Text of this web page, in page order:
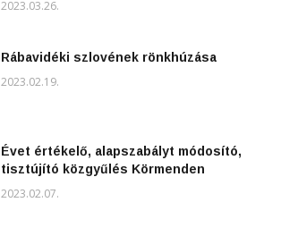
2023.03.26.
Rábavidéki szlovének rönkhúzása
2023.02.19.
Évet értékelő, alapszabályt módosító,
tisztújító közgyűlés Körmenden
2023.02.07.